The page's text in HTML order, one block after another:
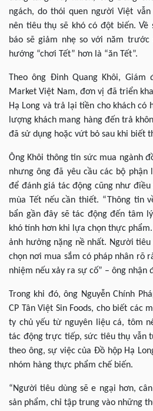
ngách, do thói quen người Việt
nên tiêu thụ sẽ khó có đột biến.
báo sẽ giảm nhẹ so với năm
hướng “chơi Tết” hơn là “ăn Tết”.
Theo ông Đinh Quang Khôi, Giám
Market Việt Nam, đơn vị đã triển
Hạ Long và trả lại tiền cho khách có
lượng khách mang hàng đến trả
đã sử dụng hoặc vứt bỏ sau khi biết
Ông Khôi thông tin sức mua ngành
nhưng ông đã yêu cầu các bộ
để đánh giá tác động cũng như điều
mùa Tết nếu cần thiết. “Thông tin
bẩn gần đây sẽ tác động đến tâm
khó tính hơn khi lựa chọn thực
ảnh hưởng nặng nề nhất. Người
chọn nơi mua sắm có pháp nhân rõ
nhiệm nếu xảy ra sự cố” – ông nhận
Trong khi đó, ông Nguyễn Chính
CP Tân Việt Sin Foods, cho biết các
ty chủ yếu từ nguyên liệu cá, tôm
tác động trực tiếp, sức tiêu thụ vẫn
theo ông, sự việc của Đồ hộp Hạ
nhóm hàng thực phẩm chế biến.
“Người tiêu dùng sẽ e ngại hơn,
sản phẩm, chỉ tập trung vào những